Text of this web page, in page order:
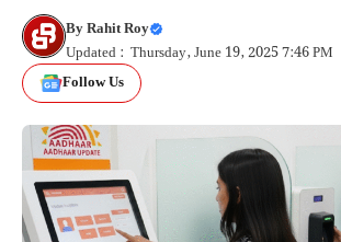
ByRahit Roy
Updated : Thursday, June 19, 2025 7:46 PM
Follow Us